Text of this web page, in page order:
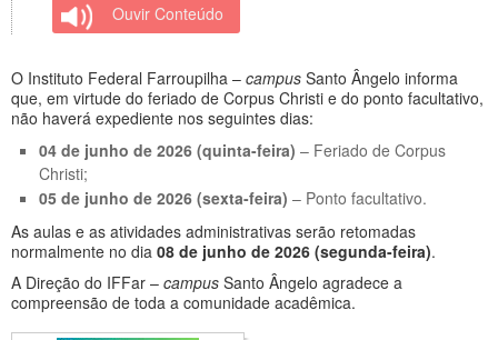
Ouvir Conteúdo
O Instituto Federal Farroupilha – campus Santo Ângelo informa
que, em virtude do feriado de Corpus Christi e do ponto facultativo,
não haverá expediente nos seguintes dias:
04 de junho de 2026 (quinta-feira) – Feriado de Corpus
Christi;
05 de junho de 2026 (sexta-feira) – Ponto facultativo.
As aulas e as atividades administrativas serão retomadas
normalmente no dia 08 de junho de 2026 (segunda-feira).
A Direção do IFFar – campus Santo Ângelo agradece a
compreensão de toda a comunidade acadêmica.